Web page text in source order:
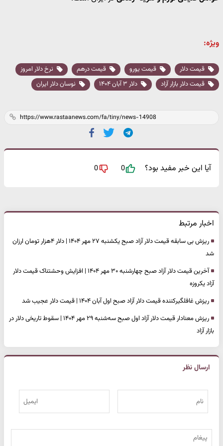
ویژه:
قیمت دلار قیمت یورو قیمت درهم
نرخ دلار امروز
قیمت دلار بازار آزاد
دلار ۳ آبان ۱۴۰۴ نوسان دلار ایران
آیا این خبر مفید بود؟ 0
0
اخبار مرتبط
ریزش بی سابقه قیمت دلار آزاد صبح یکشنبه ۲۷ مهر ۱۴۰۴ | دلار ۴هزار تومان ارزان
شد
آخرین قیمت دلار آزاد صبح چهارشنبه ۳۰ مهر ۱۴۰۴ | افزایش وحشتناک قیمت دلار
آزاد یکروزه
ریزش غافلگیرکننده قیمت دلار آزاد صبح اول آبان ۱۴۰۴ | قیمت دلار عجیب شد
ریزش معنادار قیمت دلار آزاد اول صبح سه‌شنبه ۲۹ مهر ۱۴۰۴ | سقوط تاریخی دلار در
بازار آزاد
ارسال نظر